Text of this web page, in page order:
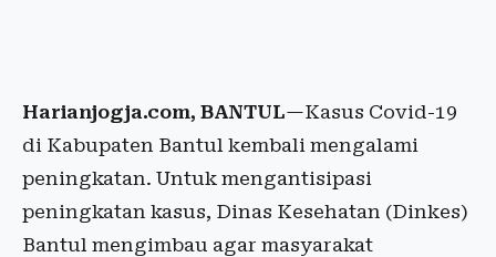
Harianjogja.com, BANTUL—Kasus Covid-19
di Kabupaten Bantul kembali mengalami
peningkatan. Untuk mengantisipasi
peningkatan kasus, Dinas Kesehatan (Dinkes)
Bantul mengimbau agar masyarakat